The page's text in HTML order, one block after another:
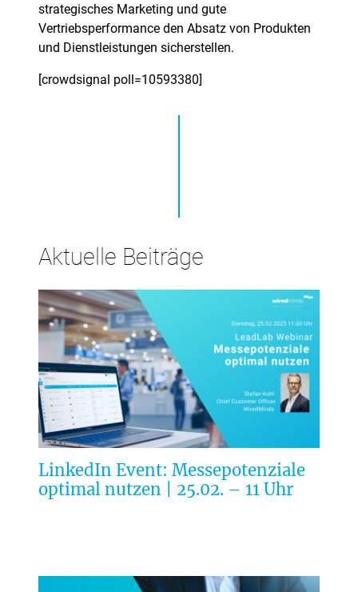
strategisches Marketing und gute
Vertriebsperformance den Absatz von Produkten
und Dienstleistungen sicherstellen.
[crowdsignal poll=10593380]
Aktuelle Beiträge
LinkedIn Event: Messepotenziale
optimal nutzen | 25.02. – 11 Uhr